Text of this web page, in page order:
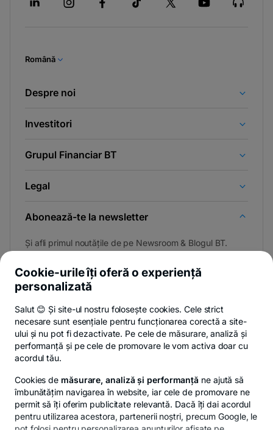
Română
Despre noi
Investitori
Grupul Financiar BT
Legal
Abonează-te la newsletter
Și afli primul noutățile de pe Newsroom & Blogul BT.
Privacy HubPolitica de confidențialitatePolitica de cookies
© Copyright 2026 Banca Transilvania. Toate drepturile
Cookie-urile îți oferă o experiență
personalizată
Salut 😊 Și site-ul nostru folosește cookies. Cele strict
necesare sunt esențiale pentru funcționarea corectă a site-
ului și nu pot fi dezactivate. Pe cele de măsurare, analiză și
performanță și pe cele de promovare le vom activa doar cu
acordul tău.
Cookies de măsurare, analiză și performanță ne ajută să
îmbunătățim navigarea în website, iar cele de promovare ne
permit să îți oferim publicitate relevantă. Dacă îți dai acordul
pentru utilizarea acestora, partenerii noștri, precum Google, le